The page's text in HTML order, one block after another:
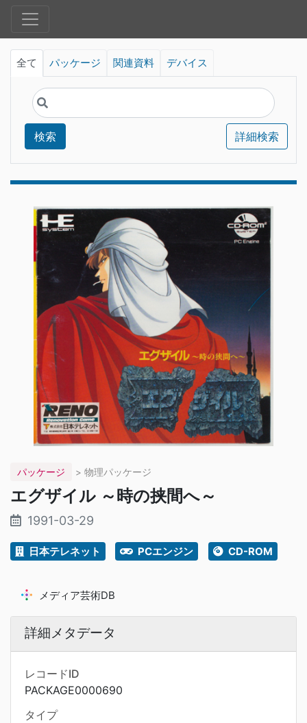
全て パッケージ 関連資料 デバイス
検索 詳細検索
パッケージ > 物理パッケージ
エグザイル ～時の挟間へ～
1991-03-29
日本テレネット PCエンジン CD-ROM
メディア芸術DB
詳細メタデータ
レコードID
PACKAGE0000690
タイプ